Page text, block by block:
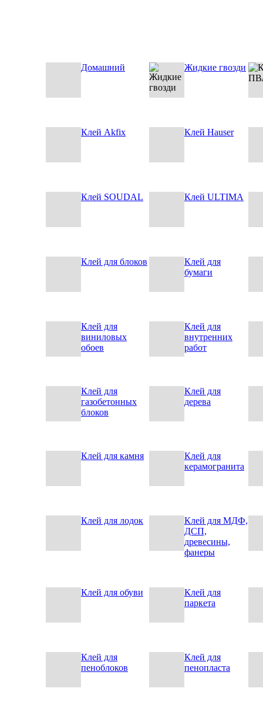
Домашний Жидкие гвозди
Клей Akfix Клей Hauser
Клей SOUDAL Клей ULTIMA
Клей для блоков
Клей для
бумаги
Клей для
виниловых
обоев
Клей для
внутренних
работ
Клей для
газобетонных
блоков
Клей для
дерева
Клей для камня
Клей для
керамогранита
Клей для лодок
Клей для МДФ,
ДСП,
древесины,
фанеры
Клей для обуви
Клей для
паркета
Клей для
пеноблоков
Клей для
пенопласта